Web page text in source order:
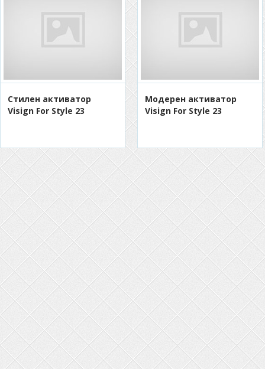
Стилен активатор
Visign For Style 23
Модерен активатор
Visign For Style 23